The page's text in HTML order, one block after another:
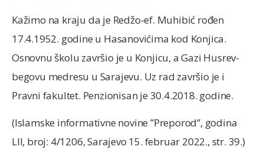
Kažimo na kraju da je Redžo-ef. Muhibić rođen
17.4.1952. godine u Hasanovićima kod Konjica.
Osnovnu školu završio je u Konjicu, a Gazi Husrev-
begovu medresu u Sarajevu. Uz rad završio je i
Pravni fakultet. Penzionisan je 30.4.2018. godine.
(Islamske informativne novine ”Preporod”, godina
LII, broj: 4/1206, Sarajevo 15. februar 2022., str. 39.)